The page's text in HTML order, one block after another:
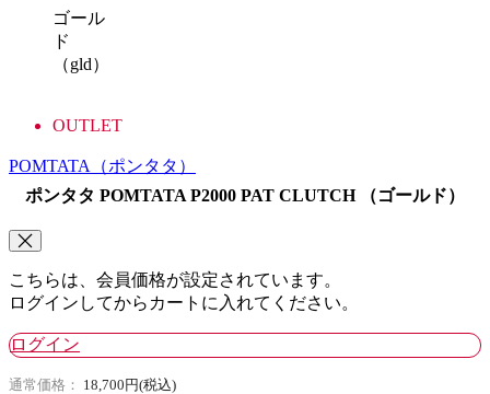
ゴール
ド
（gld）
OUTLET
POMTATA
（ポンタタ）
ポンタタ POMTATA P2000 PAT CLUTCH （ゴールド）
こちらは、会員価格が設定されています。
ログインしてからカートに入れてください。
ログイン
通常価格： 18,700円(税込)